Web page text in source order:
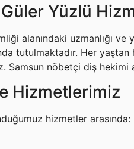
Yüzlü
alanındaki uzmanlığı
tutulmaktadır. Her
Samsun nöbetçi diş hekimi
Hizmetlerimiz
hizmetler arasında: